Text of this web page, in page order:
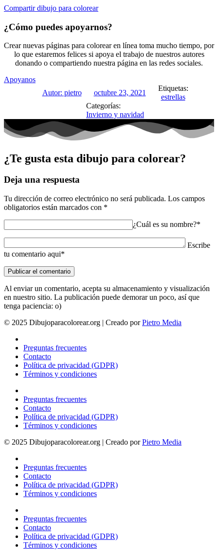
Compartir dibujo para colorear
¿Cómo puedes apoyarnos?
Crear nuevas páginas para colorear en línea toma mucho tiempo, por
lo que estaremos felices si apoya el trabajo de nuestros autores
donando o compartiendo nuestra página en las redes sociales.
Apoyanos
Autor: pietro octubre 23, 2021
Etiquetas:
estrellas
Categorías:
Invierno y navidad
¿Te gusta esta dibujo para colorear?
Deja una respuesta
Tu dirección de correo electrónico no será publicada. Los campos
obligatorios están marcados con *
¿Cuál es su nombre?*
Escribe
tu comentario aqui*
Al enviar un comentario, acepta su almacenamiento y visualización
en nuestro sitio. La publicación puede demorar un poco, así que
tenga paciencia: o)
© 2025 Dibujoparacolorear.org | Creado porPietro Media
Preguntas frecuentes
Contacto
Política de privacidad (GDPR)
Términos y condiciones
Preguntas frecuentes
Contacto
Política de privacidad (GDPR)
Términos y condiciones
© 2025 Dibujoparacolorear.org | Creado porPietro Media
Preguntas frecuentes
Contacto
Política de privacidad (GDPR)
Términos y condiciones
Preguntas frecuentes
Contacto
Política de privacidad (GDPR)
Términos y condiciones